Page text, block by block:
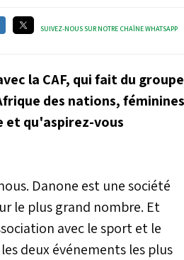
SUIVEZ-NOUS SUR NOTRE CHAÎNE WHATSAPP
la CAF, qui fait du groupe
des nations, féminines
et qu'aspirez-vous
Danone est une société
le plus grand nombre. Et
avec le sport et le
deux événements les plus